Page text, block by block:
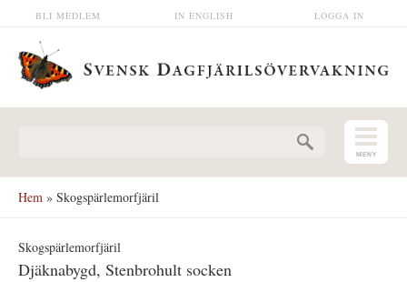
Hoppa till huvudinnehåll LOGGA IN
IN ENGLISH
BLI MEDLEM
Hem » Skogspärlemorfjäril
Skogspärlemorfjäril
Djäknabygd, Stenbrohult socken